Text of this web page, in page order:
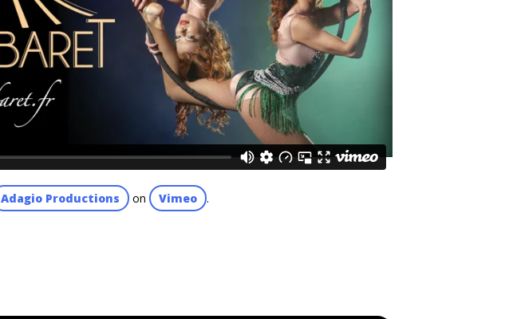
Adagio Productions on Vimeo .